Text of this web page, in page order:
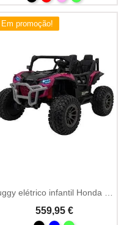
Em promoção!
Buggy elétrico infantil Honda Talon 24V 4x4 biplace
559,95 €